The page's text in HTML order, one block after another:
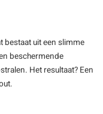
bestaat uit een slimme
beschermende
Het resultaat? Een